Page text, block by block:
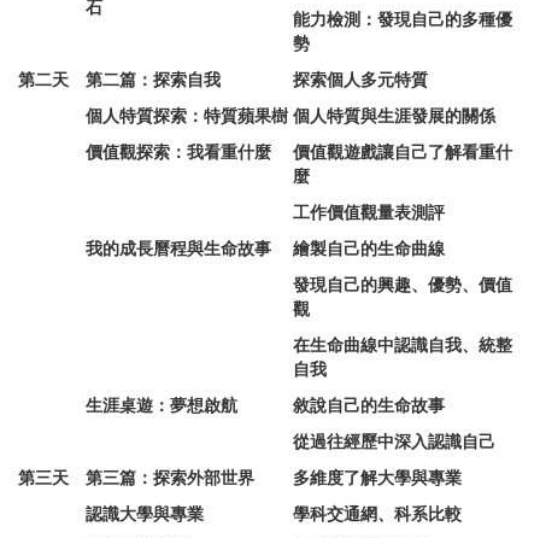
石
能力檢測：發現自己的多種優
勢
第二天
第二篇：探索自我
個人特質探索：特質蘋果樹
價值觀探索：我看重什麼
探索個人多元特質
個人特質與生涯發展的關係
價值觀遊戲讓自己了解看重什
麼
工作價值觀量表測評
我的成長曆程與生命故事
繪製自己的生命曲線
發現自己的興趣、優勢、價值
觀
在生命曲線中認識自我、統整
自我
生涯桌遊：夢想啟航
敘說自己的生命故事
從過往經歷中深入認識自己
第三天
第三篇：探索外部世界
認識大學與專業
多維度了解大學與專業
學科交通網、科系比較